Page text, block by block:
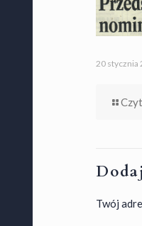
20 stycznia
Twój